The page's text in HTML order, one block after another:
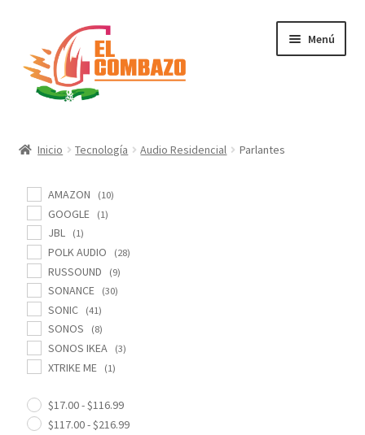
Menú
Grabación de Audio & Video
Tecnología
Hogar
Marcas
Inicio Tecnología Audio Residencial Parlantes
AMAZON (10)
GOOGLE (1)
JBL (1)
POLK AUDIO (28)
RUSSOUND (9)
SONANCE (30)
SONIC (41)
SONOS (8)
SONOS IKEA (3)
XTRIKE ME (1)
$17.00-$116.99
$117.00-$216.99